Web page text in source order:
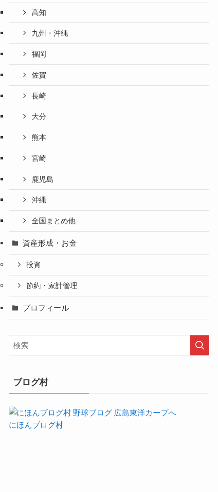
高知
九州・沖縄
福岡
佐賀
長崎
大分
熊本
宮崎
鹿児島
沖縄
全国まとめ他
資産形成・お金
投資
節約・家計管理
プロフィール
ブログ村
にほんブログ村